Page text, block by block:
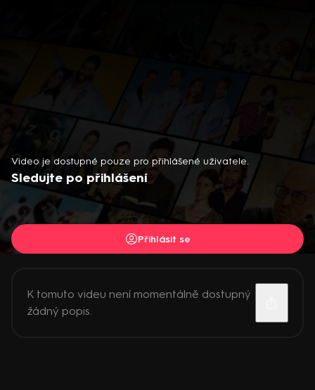
Video je dostupné pouze pro přihlášené uživatele.
Sledujte po přihlášení
Přihlásit se
K tomuto videu není momentálně dostupný
žádný popis.